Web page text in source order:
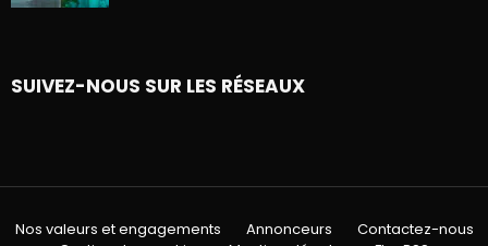
SUIVEZ-NOUS SUR LES RÉSEAUX
Nos valeurs et engagements Annonceurs
Contactez-nous